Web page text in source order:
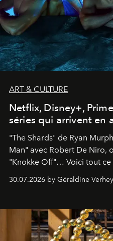
ART & CULTURE
Netflix, Disney+,
séries qui arrivent en
"The Shards" de Ryan
Man" avec Robert De Niro,
"Knokke Off"… Voici tout ce
30.07.2026 by Géraldine